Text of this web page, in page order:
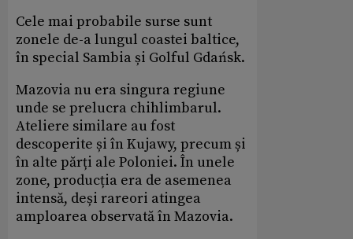
Cele mai probabile surse sunt
zonele de-a lungul coastei baltice,
în special Sambia și Golful Gdańsk.
Mazovia nu era singura regiune
unde se prelucra chihlimbarul.
Ateliere similare au fost
descoperite și în Kujawy, precum și
în alte părți ale Poloniei. În unele
zone, producția era de asemenea
intensă, deși rareori atingea
amploarea observată în Mazovia.